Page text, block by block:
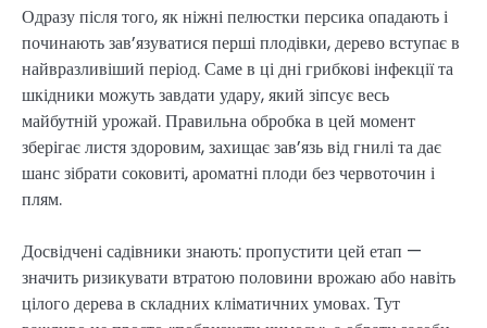
Одразу після того, як ніжні пелюстки персика опадають і
починають зав’язуватися перші плодівки, дерево вступає в
найвразливіший період. Саме в ці дні грибкові інфекції та
шкідники можуть завдати удару, який зіпсує весь
майбутній урожай. Правильна обробка в цей момент
зберігає листя здоровим, захищає зав’язь від гнилі та дає
шанс зібрати соковиті, ароматні плоди без червоточин і
плям.
Досвідчені садівники знають: пропустити цей етап —
значить ризикувати втратою половини врожаю або навіть
цілого дерева в складних кліматичних умовах. Тут